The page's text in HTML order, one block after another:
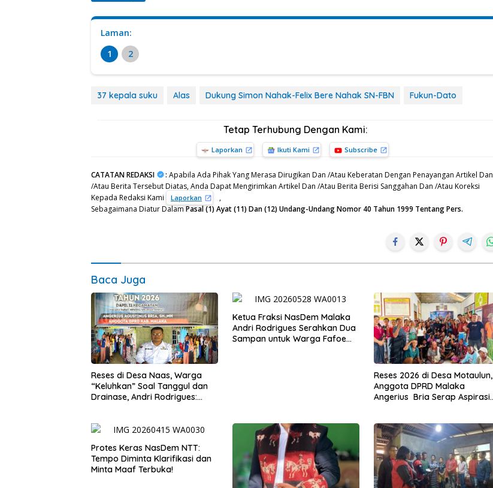
Laman:
1
2
37 kepala suku Alas Dukung Simon Nahak-Felix Bere Nahak SN-FBN Fukun-Dato
Tetap Terhubung Dengan Kami:
Laporkan Ikuti Kami Subscribe
CATATAN REDAKSI : Apabila Ada Pihak Yang Merasa Dirugikan Dan /Atau Keberatan Dengan Penayangan Artikel Dan
/Atau Berita Tersebut Diatas, Anda Dapat Mengirimkan Artikel Dan /Atau Berita Berisi Sanggahan Dan /Atau Koreksi
Kepada Redaksi Kami
Laporkan
,
Sebagaimana Diatur DalamPasal (1) Ayat (11) Dan (12) Undang-Undang Nomor 40 Tahun 1999 Tentang Pers.
Baca Juga
Reses di Desa Naas, Warga
“Keluhkan” Soal Tanggul dan
Drainase, Andri Rodrigues:
Ketua Fraksi NasDem Malaka
Andri Rodrigues Serahkan Dua
Sampan untuk Warga Fafoe
Reses 2026 di Desa Motaulun,
Anggota DPRD Malaka
Angerius Bria Serap Aspirasi
Protes Keras NasDem NTT:
Tempo Diminta Klarifikasi dan
Minta Maaf Terbuka!